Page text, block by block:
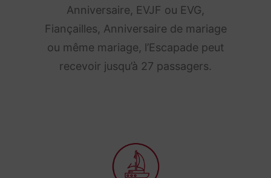
Anniversaire, EVJF ou EVG,
Fiançailles, Anniversaire de mariage
ou même mariage, l’Escapade peut
recevoir jusqu’à 27 passagers.